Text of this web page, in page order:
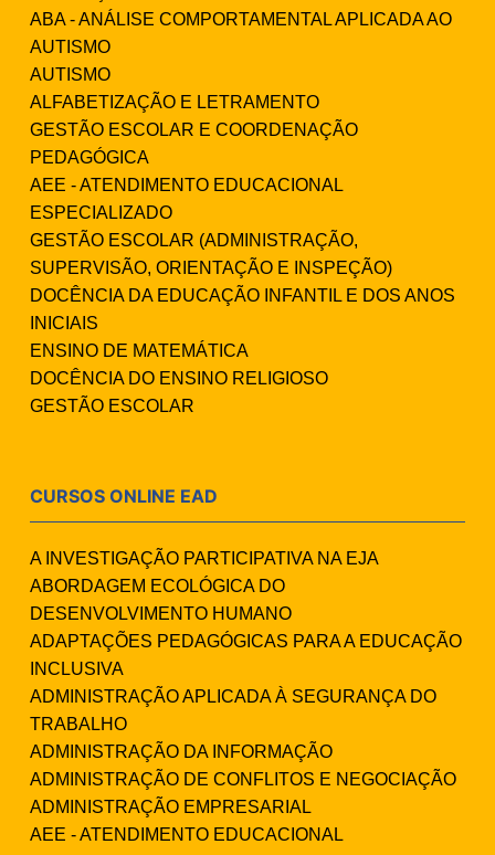
ABA - ANÁLISE COMPORTAMENTAL APLICADA AO
AUTISMO
AUTISMO
ALFABETIZAÇÃO E LETRAMENTO
GESTÃO ESCOLAR E COORDENAÇÃO
PEDAGÓGICA
AEE - ATENDIMENTO EDUCACIONAL
ESPECIALIZADO
GESTÃO ESCOLAR (ADMINISTRAÇÃO,
SUPERVISÃO, ORIENTAÇÃO E INSPEÇÃO)
DOCÊNCIA DA EDUCAÇÃO INFANTIL E DOS ANOS
INICIAIS
ENSINO DE MATEMÁTICA
DOCÊNCIA DO ENSINO RELIGIOSO
GESTÃO ESCOLAR
CURSOS ONLINE EAD
A INVESTIGAÇÃO PARTICIPATIVA NA EJA
ABORDAGEM ECOLÓGICA DO
DESENVOLVIMENTO HUMANO
ADAPTAÇÕES PEDAGÓGICAS PARA A EDUCAÇÃO
INCLUSIVA
ADMINISTRAÇÃO APLICADA À SEGURANÇA DO
TRABALHO
ADMINISTRAÇÃO DA INFORMAÇÃO
ADMINISTRAÇÃO DE CONFLITOS E NEGOCIAÇÃO
ADMINISTRAÇÃO EMPRESARIAL
AEE - ATENDIMENTO EDUCACIONAL